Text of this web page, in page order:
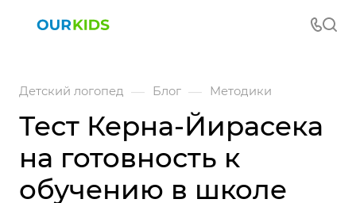
Детский логопед — Блог — Методики
Тест Керна-Йирасека
на готовность к
обучению в школе